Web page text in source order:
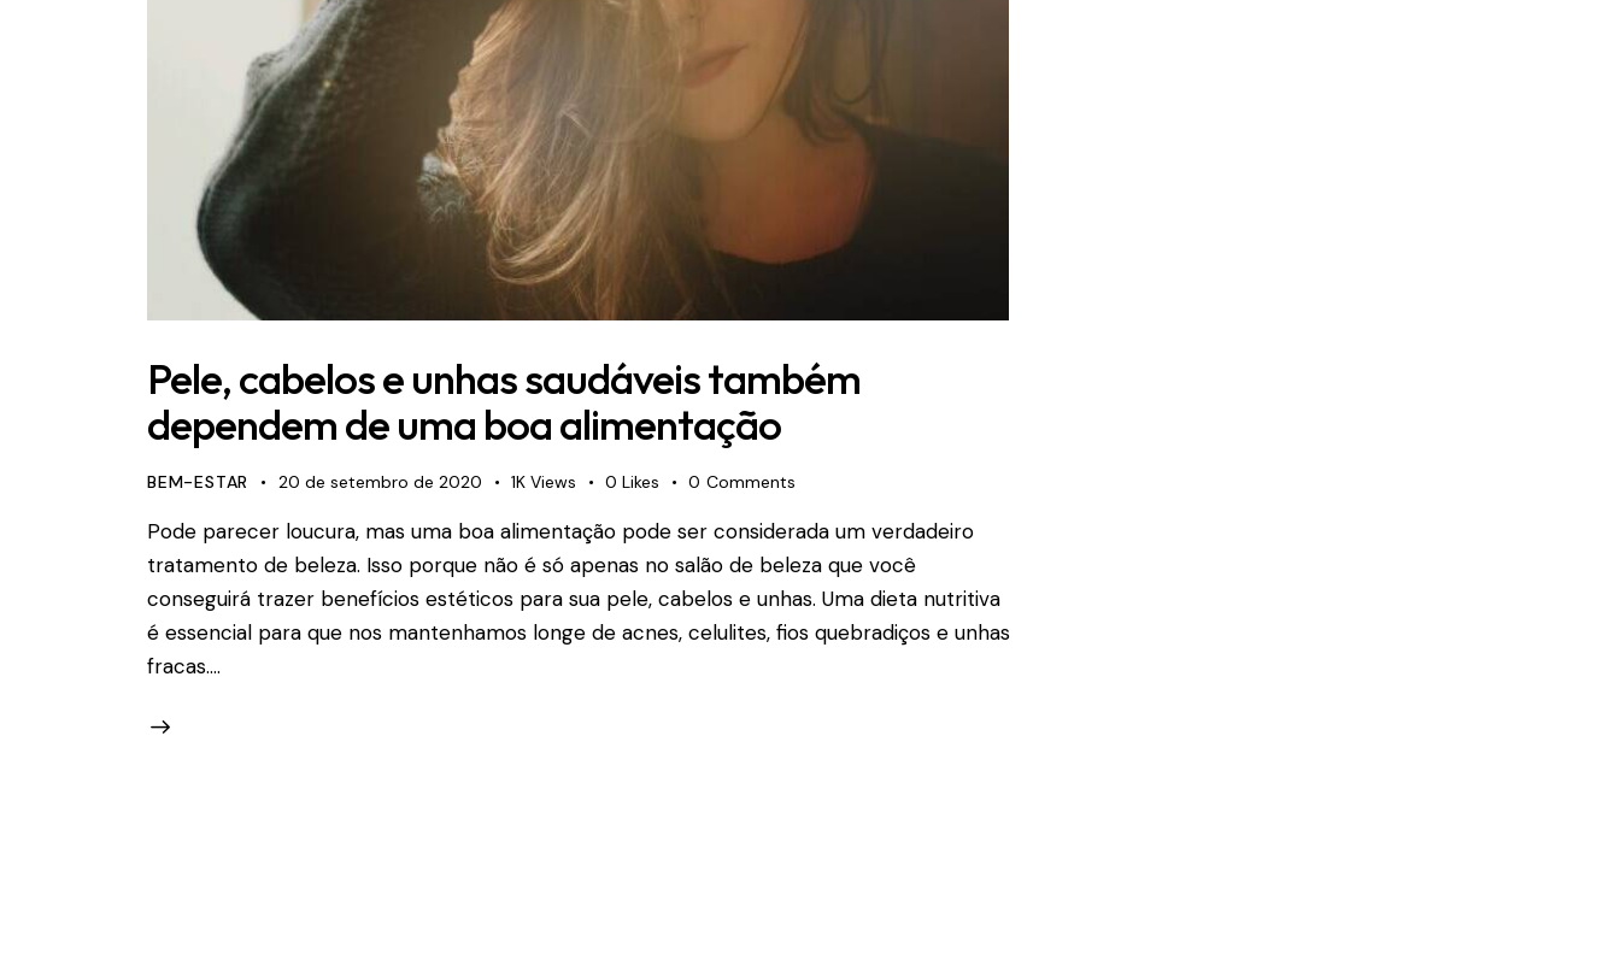
Pele, cabelos e unhas saudáveis também
dependem de uma boa alimentação
BEM-ESTAR 20 de setembro de 2020 1K Views 0 Likes 0 Comments
Pode parecer loucura, mas uma boa alimentação pode ser considerada um verdadeiro
tratamento de beleza. Isso porque não é só apenas no salão de beleza que você
conseguirá trazer benefícios estéticos para sua pele, cabelos e unhas. Uma dieta nutritiva
é essencial para que nos mantenhamos longe de acnes, celulites, fios quebradiços e unhas
fracas.…